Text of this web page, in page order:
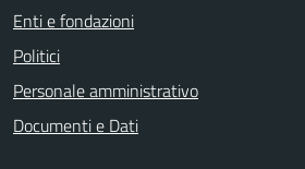
Enti e fondazioni
Politici
Personale amministrativo
Documenti e Dati